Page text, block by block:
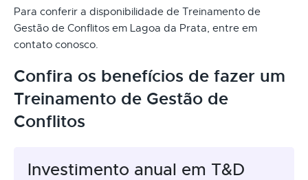
Para conferir a disponibilidade de Treinamento de
Gestão de Conflitos em Lagoa da Prata, entre em
contato conosco.
Confira os benefícios de fazer um
Treinamento de Gestão de
Conflitos
Investimento anual em T&D